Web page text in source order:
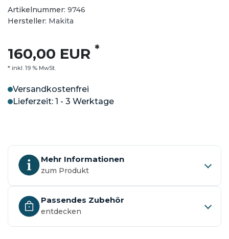
Artikelnummer: 9746
Hersteller: Makita
160,00 EUR *
* inkl. 19 % MwSt.
Versandkostenfrei
Lieferzeit: 1 - 3 Werktage
Mehr Informationen
zum Produkt
Passendes Zubehör
entdecken